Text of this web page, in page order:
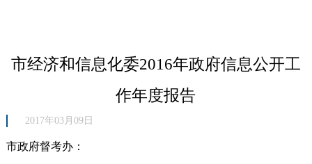
市经济和信息化委2016年政府信息公开工
作年度报告
2017年03月09日
市政府督考办：